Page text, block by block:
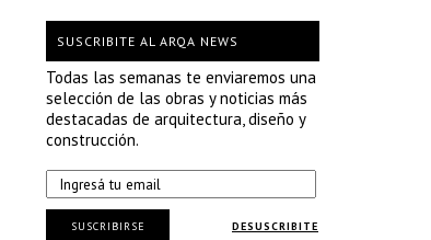
SUSCRIBITE AL ARQA NEWS
Todas las semanas te enviaremos una
selección de las obras y noticias más
destacadas de arquitectura, diseño y
construcción.
DESUSCRIBITE
SUSCRIBIRSE